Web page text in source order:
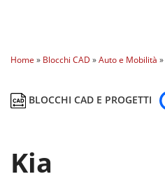
Home » Blocchi CAD »Auto e Mobilità »
BLOCCHI CAD E PROGETTI
Kia